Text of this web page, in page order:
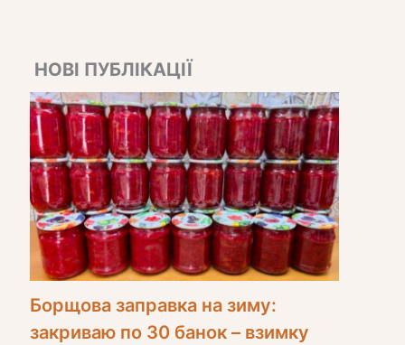
НОВІ ПУБЛІКАЦІЇ
Борщова заправка на зиму:
закриваю по 30 банок – взимку